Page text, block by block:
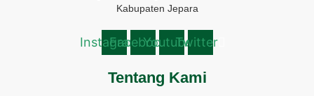
Kabupaten Jepara
InstagramFacebookYoutubeTwitter
Tentang Kami